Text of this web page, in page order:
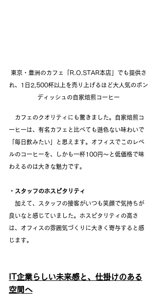
東京・豊洲のカフェ「R.O.STAR本店」でも提供さ
れ、1日2,500杯以上を売り上げるほど大人気のボン
ディッシュの自家焙煎コーヒー
カフェのクオリティにも驚きました。自家焙煎コ
ーヒーは、有名カフェと比べても遜色ない味わいで
「毎日飲みたい」と思えます。オフィスでこのレベ
ルのコーヒーを、しかも一杯100円～と低価格で味
わえるのは大きな魅力です。
・スタッフのホスピタリティ
加えて、スタッフの接客がいつも笑顔で気持ちが
良いなと感じていました。ホスピタリティの高さ
は、オフィスの雰囲気づくりに大きく寄与すると感
じます。
IT企業らしい未来感と、仕掛けのある
空間へ